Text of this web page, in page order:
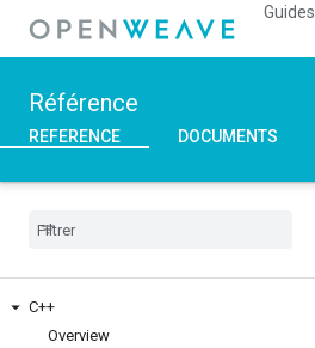
Guides
Référence
REFERENCE DOCUMENTS
C++
Overview